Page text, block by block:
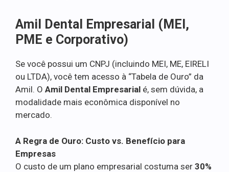
Amil Dental Empresarial (MEI,
PME e Corporativo)
Se você possui um CNPJ (incluindo MEI, ME, EIRELI
ou LTDA), você tem acesso à “Tabela de Ouro” da
Amil. O Amil Dental Empresarial é, sem dúvida, a
modalidade mais econômica disponível no
mercado.
A Regra de Ouro: Custo vs. Benefício para
Empresas
O custo de um plano empresarial costuma ser 30%